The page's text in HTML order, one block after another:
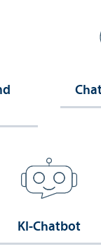
KI-Chatbot